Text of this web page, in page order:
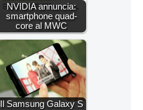
NVIDIA annuncia:
smartphone quad-
core al MWC
Il Samsung Galaxy S